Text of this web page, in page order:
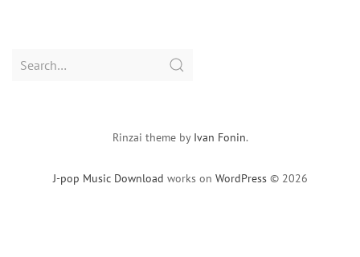
Search
J-pop Music Download works on WordPress © 2026
Rinzai theme by Ivan Fonin.